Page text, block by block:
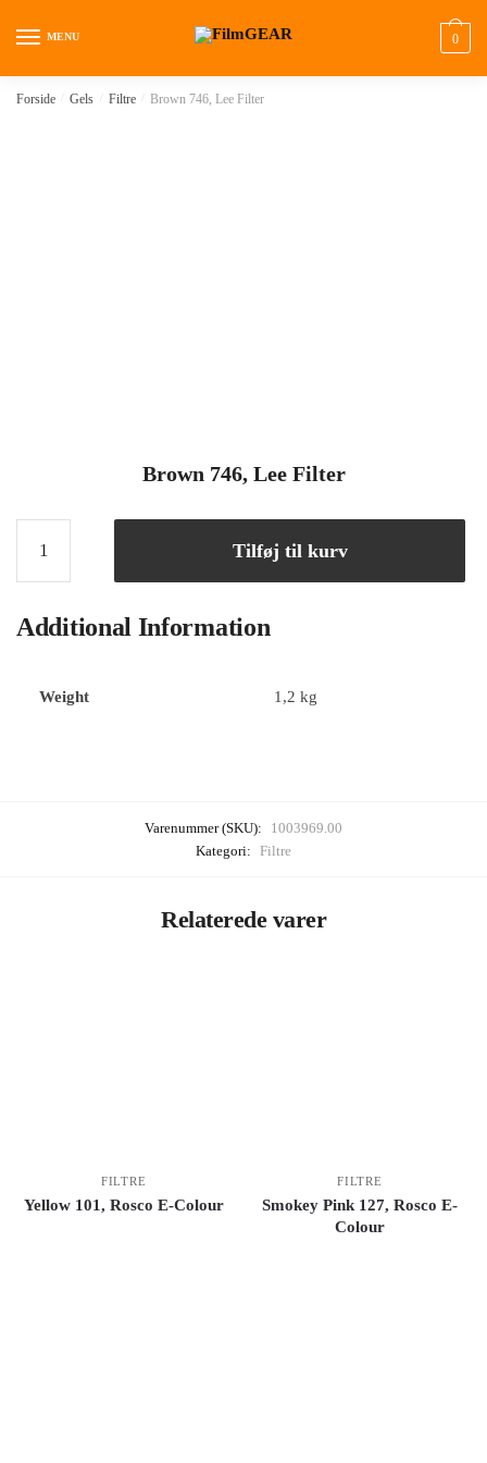
MENU 0
Forside Gels Filtre Brown 746, Lee Filter
Brown 746, Lee Filter
Tilføj til kurv
Additional Information
Weight 1,2 kg
Varenummer (SKU):
1003969.00
Kategori: Filtre
Relaterede varer
FILTRE
Yellow 101, Rosco E-Colour
FILTRE
Smokey Pink 127, Rosco E-
Colour